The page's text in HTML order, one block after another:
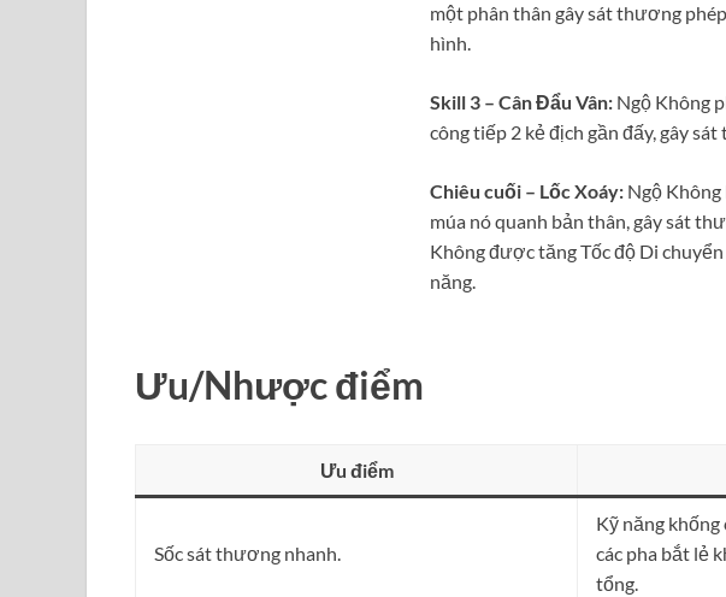
một phân thân gây sát thương
hình.
Skill 3 – Cân Đẩu Vân:Ngộ Không
công tiếp 2 kẻ địch gần đấy, gây
Chiêu cuối – Lốc Xoáy: Ngộ
múa nó quanh bản thân, gây sát
Không được tăng Tốc độ Di
năng.
Ưu/Nhược điểm
Ưu điểm
Sốc sát thương nhanh.
Kỹ năng
các pha bắt lẻ
tổng.